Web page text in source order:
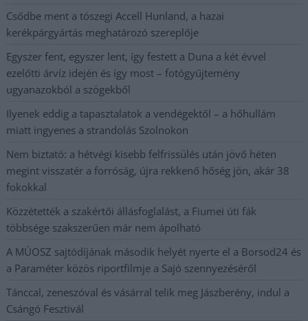
Csődbe ment a tószegi Accell Hunland, a hazai
kerékpárgyártás meghatározó szereplője
Egyszer fent, egyszer lent, így festett a Duna a két évvel
ezelőtti árvíz idején és így most – fotógyűjtemény
ugyanazokból a szögekből
Ilyenek eddig a tapasztalatok a vendégektől – a hőhullám
miatt ingyenes a strandolás Szolnokon
Nem biztató: a hétvégi kisebb felfrissülés után jövő héten
megint visszatér a forróság, újra rekkenő hőség jön, akár 38
fokokkal
Közzétették a szakértői állásfoglalást, a Fiumei úti fák
többsége szakszerűen már nem ápolható
A MÚOSZ sajtódíjának második helyét nyerte el a Borsod24 és
a Paraméter közös riportfilmje a Sajó szennyezéséről
Tánccal, zeneszóval és vásárral telik meg Jászberény, indul a
Csángó Fesztivál